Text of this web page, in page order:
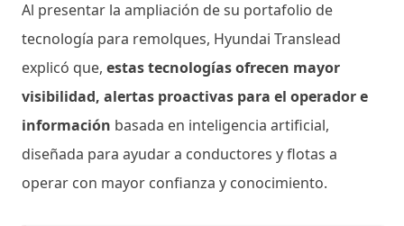
Al presentar la ampliación de su portafolio de
tecnología para remolques, Hyundai Translead
explicó que, estas tecnologías ofrecen mayor
visibilidad, alertas proactivas para el operador e
información basada en inteligencia artificial,
diseñada para ayudar a conductores y flotas a
operar con mayor confianza y conocimiento.